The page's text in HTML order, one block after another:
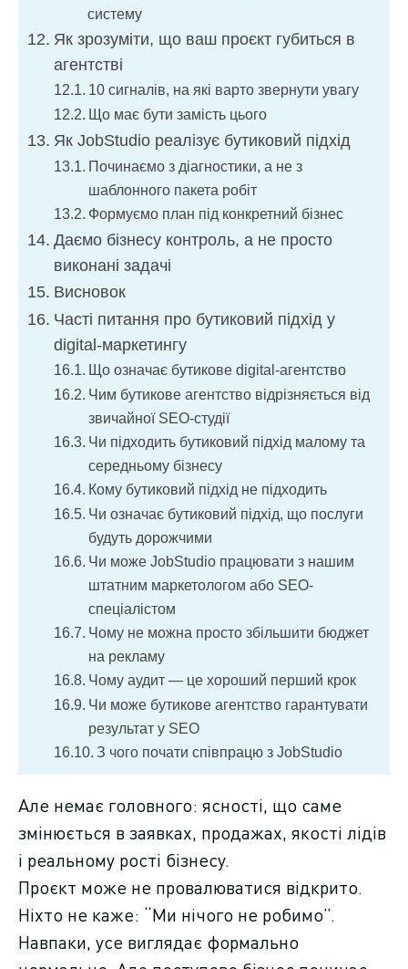
систему
Як зрозуміти, що ваш проєкт губиться в
агентстві
10 сигналів, на які варто звернути увагу
Що має бути замість цього
Як JobStudio реалізує бутиковий підхід
Починаємо з діагностики, а не з
шаблонного пакета робіт
Формуємо план під конкретний бізнес
Даємо бізнесу контроль, а не просто
виконані задачі
Висновок
Часті питання про бутиковий підхід у
digital-маркетингу
Що означає бутикове digital-агентство
Чим бутикове агентство відрізняється від
звичайної SEO-студії
Чи підходить бутиковий підхід малому та
середньому бізнесу
Кому бутиковий підхід не підходить
Чи означає бутиковий підхід, що послуги
будуть дорожчими
Чи може JobStudio працювати з нашим
штатним маркетологом або SEO-
спеціалістом
Чому не можна просто збільшити бюджет
на рекламу
Чому аудит — це хороший перший крок
Чи може бутикове агентство гарантувати
результат у SEO
З чого почати співпрацю з JobStudio
Але немає головного: ясності, що саме
змінюється в заявках, продажах, якості лідів
і реальному рості бізнесу.
Проєкт може не провалюватися відкрито.
Ніхто не каже: “Ми нічого не робимо”.
Навпаки, усе виглядає формально